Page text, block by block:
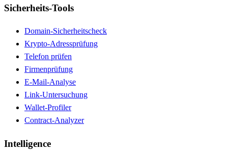
Sicherheits-Tools
Domain-Sicherheitscheck
Krypto-Adressprüfung
Telefon prüfen
Firmenprüfung
E-Mail-Analyse
Link-Untersuchung
Wallet-Profiler
Contract-Analyzer
Intelligence